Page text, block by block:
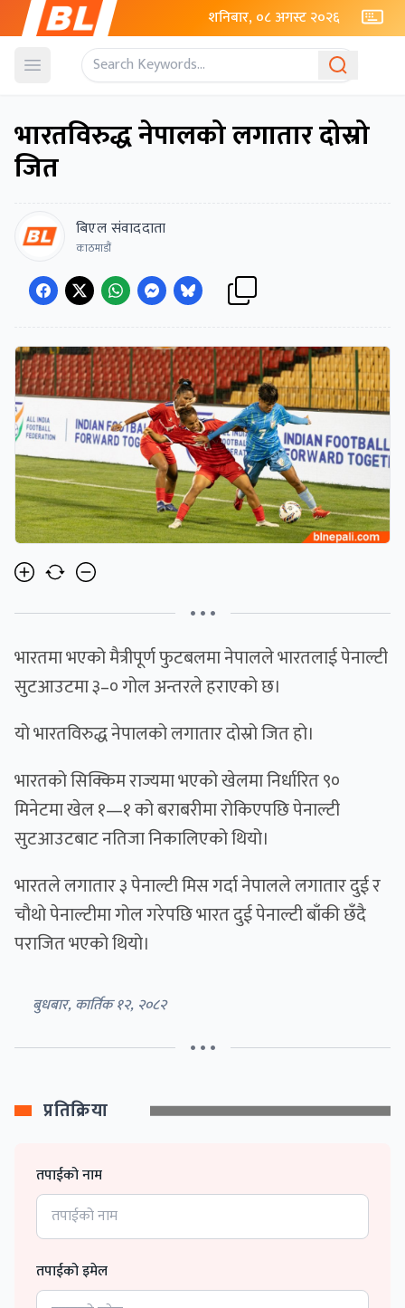
शनिबार, ०८ अगस्ट २०२६
Open menu
भारतविरुद्ध नेपालको लगातार दोस्रो
जित
बिएल संवाददाता
काठमाडौं
• • •
भारतमा भएको मैत्रीपूर्ण फुटबलमा नेपालले भारतलाई पेनाल्टी
सुटआउटमा ३–० गोल अन्तरले हराएको छ।
यो भारतविरुद्ध नेपालको लगातार दोस्रो जित हो।
भारतको सिक्किम राज्यमा भएको खेलमा निर्धारित ९०
मिनेटमा खेल १—१ को बराबरीमा रोकिएपछि पेनाल्टी
सुटआउटबाट नतिजा निकालिएको थियो।
भारतले लगातार ३ पेनाल्टी मिस गर्दा नेपालले लगातार दुई र
चौथो पेनाल्टीमा गोल गरेपछि भारत दुई पेनाल्टी बाँकी छँदै
पराजित भएको थियो।
बुधबार, कार्तिक १२, २०८२
• • •
प्रतिक्रिया
तपाईको नाम
तपाईको इमेल